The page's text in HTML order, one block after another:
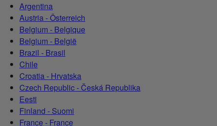
Argentina
Austria - Österreich
Belgium - Belgique
Belgium - België
Brazil - Brasil
Chile
Croatia - Hrvatska
Czech Republic - Česká Republika
Eesti
Finland - Suomi
France - France